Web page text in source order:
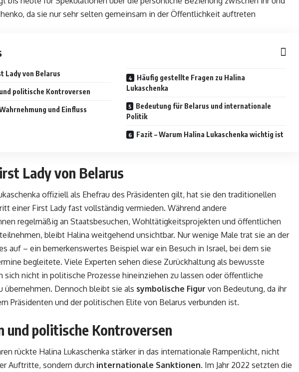
da sie nur sehr selten gemeinsam in der Öffentlichkeit auftreten
Lady von Belarus
politische Kontroversen
und Einfluss
Häufig gestellte Fragen zu Halina
Lukaschenka
Bedeutung für Belarus und internationale
Politik
Fazit – Warum Halina Lukaschenka wichtig ist
Lady von Belarus
offiziell als Ehefrau des Präsidenten gilt, hat sie den traditionellen
einer First Lady fast vollständig vermieden. Während andere
regelmäßig an Staatsbesuchen, Wohltätigkeitsprojekten und öffentlichen
bleibt Halina weitgehend unsichtbar. Nur wenige Male trat sie an der
auf – ein bemerkenswertes Beispiel war ein Besuch in Israel, bei dem sie
begleitete. Viele Experten sehen diese Zurückhaltung als bewusste
sich nicht in politische Prozesse hineinziehen zu lassen oder öffentliche
übernehmen. Dennoch bleibt sie als symbolische Figur von Bedeutung, da ihr
Präsidenten und der politischen Elite von Belarus verbunden ist.
und politische Kontroversen
rückte Halina Lukaschenka stärker in das internationale Rampenlicht, nicht
Auftritte, sondern durch internationale Sanktionen. Im Jahr 2022 setzten die